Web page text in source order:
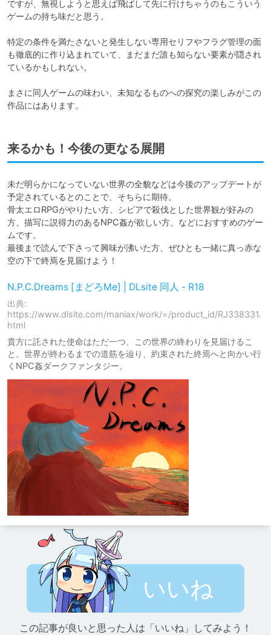
ですが、無視しようと思えば飛ばして先に行けちゃうのもこういう
ゲームの持ち味だと思う。
特定の条件を満たさないと発生しない専用セリフやフラグ管理の面
も徹底的に作り込まれていて、まだまだ誰も知らない要素が隠され
ているかもしれない。
まさに同人ゲームの味わい、未知なるものへの探究の楽しみがこの
作品にはあります。
来るかも！今後の更なる展開
未だ明らかになっていない世界の全貌などは今後のアップデートが
予定されているとのことで、そちらに期待。
骨太エロRPGがやりたい方、シビアで殺伐とした世界観が好みの
方、描写に説得力のあるNPC姦が欲しい方、などにおすすめのゲー
ムです。
最後まで読んで下さって興味が沸いた方、ぜひとも一緒に真っ赤な
空の下で終焉を見届けよう！
N.P.C.Dreams [まどろMe] | DLsite 同人 - R18
出典:
https://www.dlsite.com/maniax/work/=/product_id/RJ338331.
html
貴方に託された使命はただ一つ、この世界の終わりを見届けるこ
と。世界が終わるまでの道筋を辿り、約束された終焉へと向かい行
くNPC姦ダークファンタジー。
いいね
この記事が良いと思った人は「いいね」してみよう！